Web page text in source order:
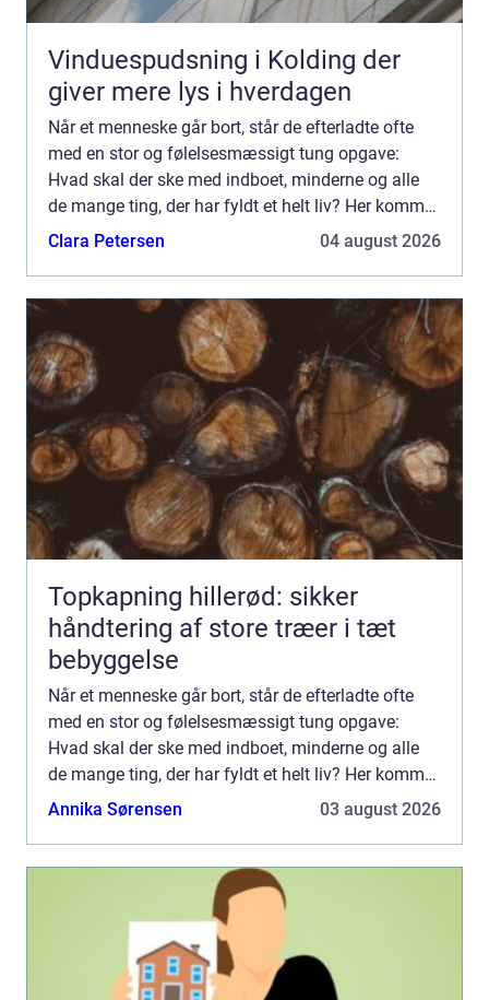
Vinduespudsning i Kolding der
giver mere lys i hverdagen
Når et menneske går bort, står de efterladte ofte
med en stor og følelsesmæssigt tung opgave:
Hvad skal der ske med indboet, minderne og alle
de mange ting, der har fyldt et helt liv? Her kommer
professionel dødsbo rydning ind i billedet. En
Clara Petersen 04 august 2026
Topkapning hillerød: sikker
håndtering af store træer i tæt
bebyggelse
Når et menneske går bort, står de efterladte ofte
med en stor og følelsesmæssigt tung opgave:
Hvad skal der ske med indboet, minderne og alle
de mange ting, der har fyldt et helt liv? Her kommer
professionel dødsbo rydning ind i billedet. En
Annika Sørensen 03 august 2026